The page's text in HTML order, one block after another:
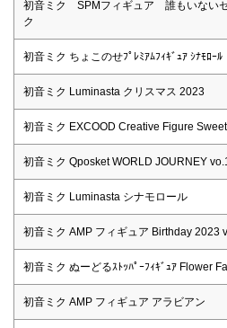
初音ミク SPMフィギュア 誰もいないセ
ク
初音ミク ちょこのせﾌﾟﾚﾐｱﾑﾌｨｷﾞｭｱ ｼﾅﾓﾛｰﾙ
初音ミク Luminasta クリスマス 2023
初音ミク EXCOOD Creative Figure
初音ミク Qposket WORLD JOURNEY vo.1
初音ミク Luminasta シナモロール
初音ミク AMP フィギュア Birthday 2023
初音ミク ぬーどるｽﾄｯﾊﾟｰﾌｨｷﾞｭｱ Flower
初音ミク AMP フィギュア アラビアン